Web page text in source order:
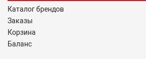
Каталог брендов
Заказы
Корзина
Баланс